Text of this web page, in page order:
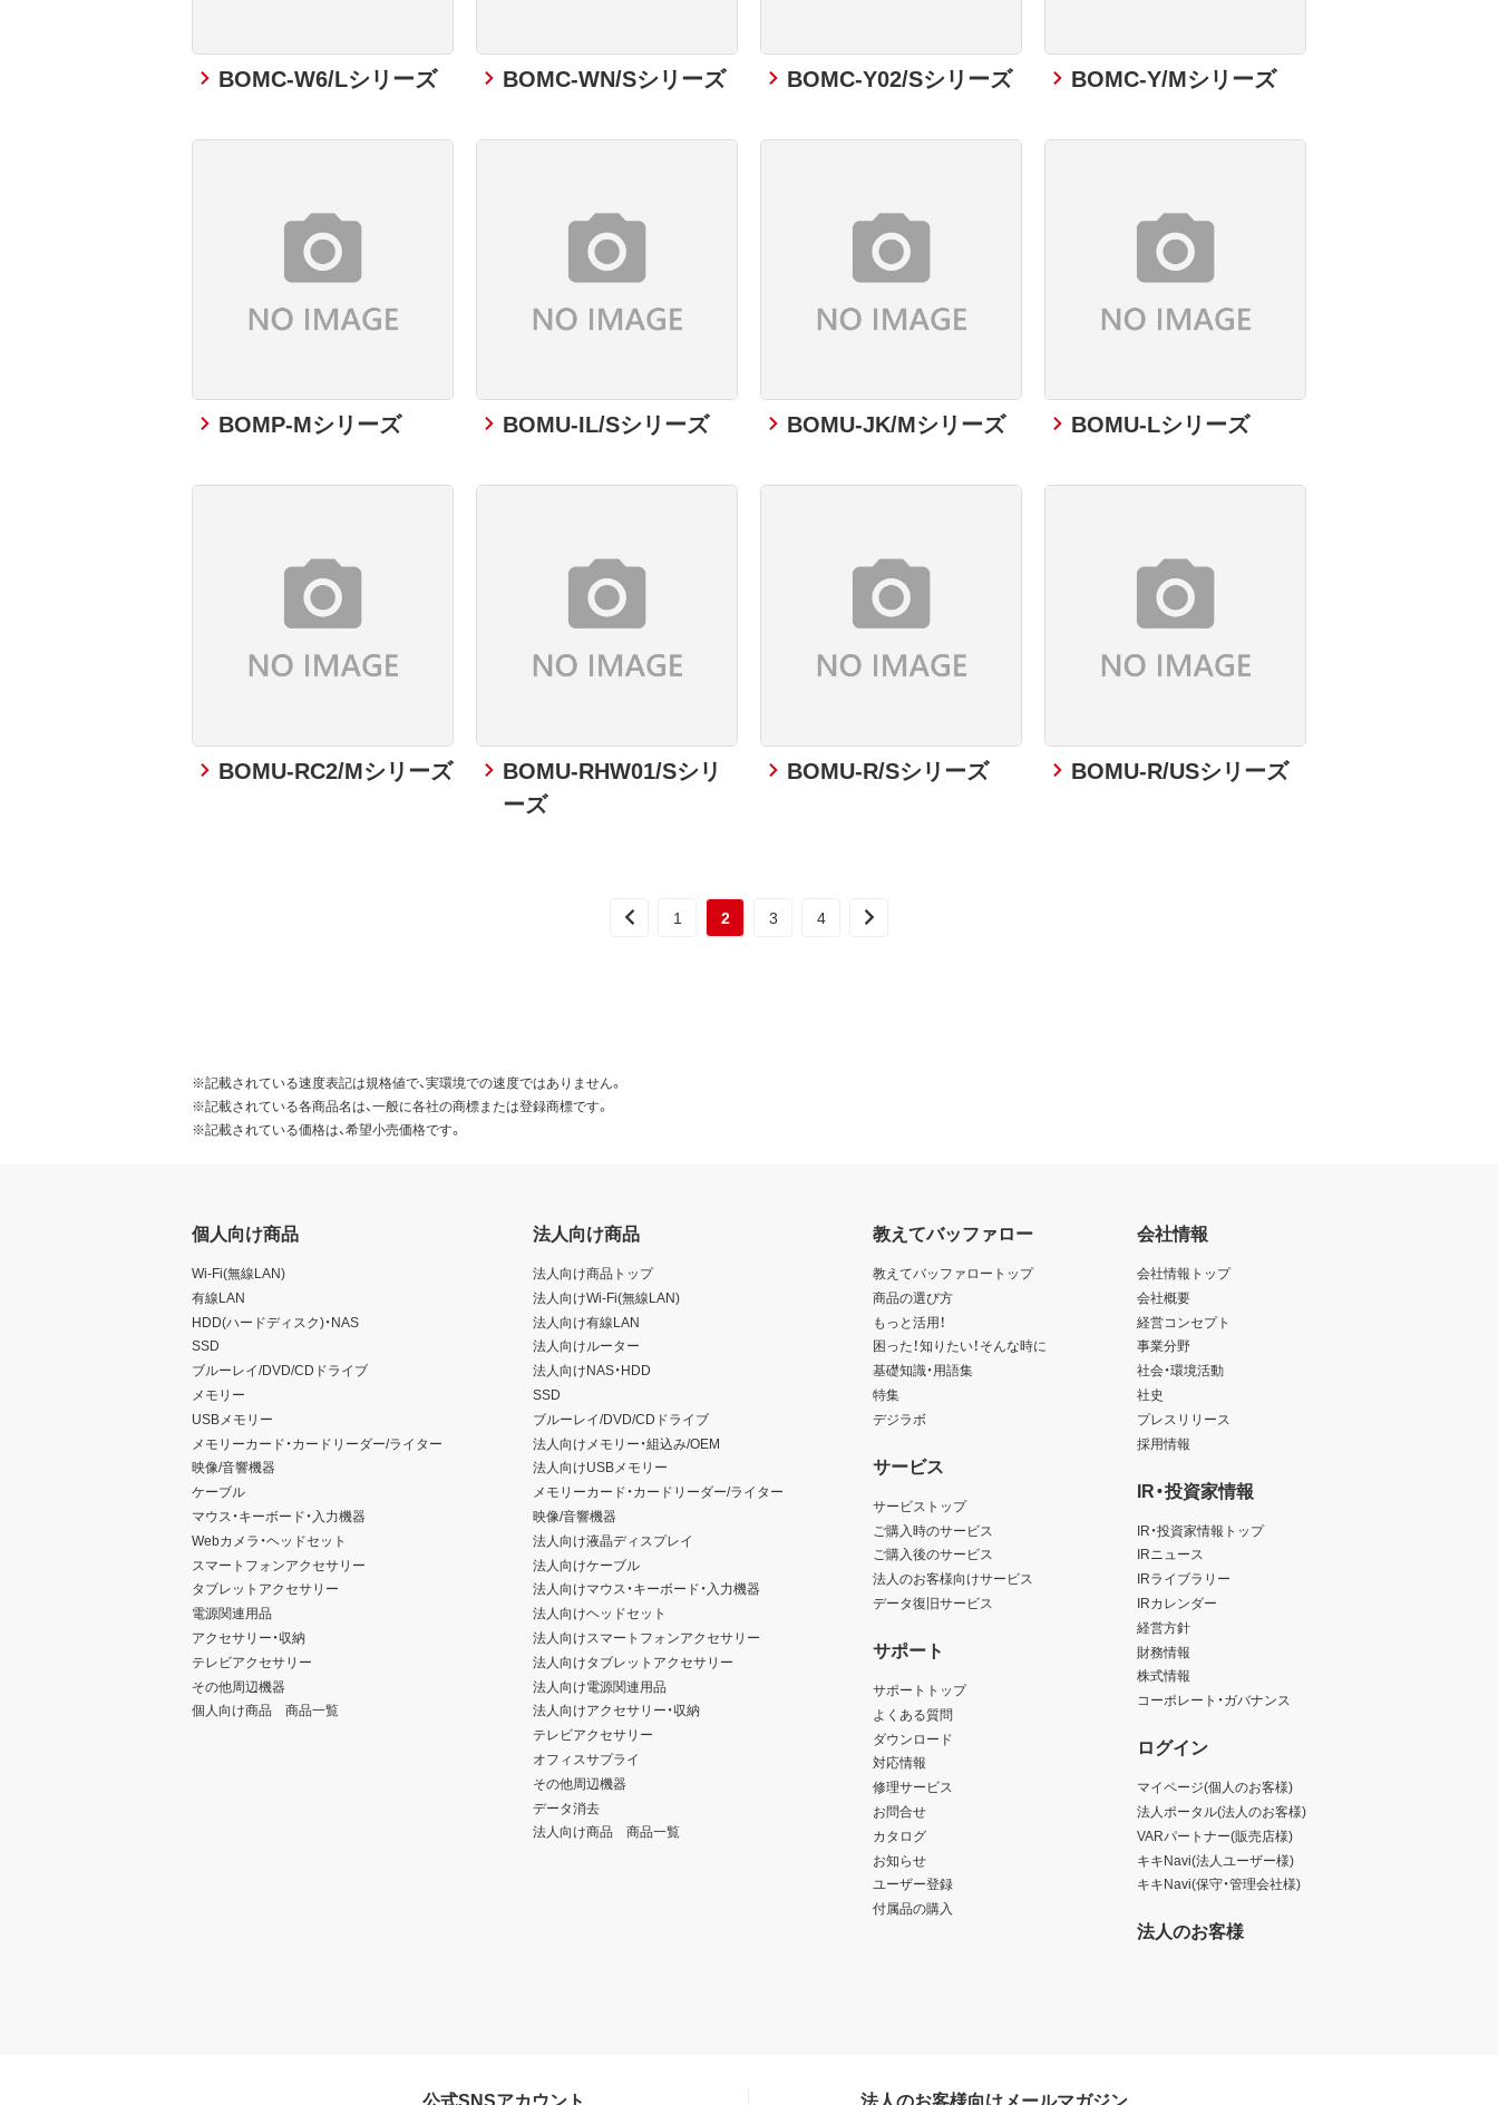
BOMC-W6/Lシリーズ BOMC-WN/Sシリーズ BOMC-Y02/Sシリーズ BOMC-Y/Mシリーズ
BOMP-Mシリーズ BOMU-IL/Sシリーズ BOMU-JK/Mシリーズ BOMU-Lシリーズ
BOMU-RC2/Mシリーズ
BOMU-RHW01/Sシリ
ーズ
BOMU-R/Sシリーズ BOMU-R/USシリーズ
1 2 3 4
※記載されている速度表記は規格値で、実環境での速度ではありません。
※記載されている各商品名は、一般に各社の商標または登録商標です。
※記載されている価格は、希望小売価格です。
個人向け商品
Wi-Fi(無線LAN)
有線LAN
HDD(ハードディスク)・NAS
SSD
ブルーレイ/DVD/CDドライブ
メモリー
USBメモリー
メモリーカード・カードリーダー/ライター
映像/音響機器
ケーブル
マウス・キーボード・入力機器
Webカメラ・ヘッドセット
スマートフォンアクセサリー
タブレットアクセサリー
電源関連用品
アクセサリー・収納
テレビアクセサリー
その他周辺機器
個人向け商品 商品一覧
法人向け商品
法人向け商品トップ
法人向けWi-Fi(無線LAN)
法人向け有線LAN
法人向けルーター
法人向けNAS・HDD
SSD
ブルーレイ/DVD/CDドライブ
法人向けメモリー・組込み/OEM
法人向けUSBメモリー
メモリーカード・カードリーダー/ライター
映像/音響機器
法人向け液晶ディスプレイ
法人向けケーブル
法人向けマウス・キーボード・入力機器
法人向けヘッドセット
法人向けスマートフォンアクセサリー
法人向けタブレットアクセサリー
法人向け電源関連用品
法人向けアクセサリー・収納
テレビアクセサリー
オフィスサプライ
その他周辺機器
データ消去
法人向け商品 商品一覧
教えてバッファロー
教えてバッファロートップ
商品の選び方
もっと活用！
困った！知りたい！そんな時に
基礎知識・用語集
特集
デジラボ
サービス
サービストップ
ご購入時のサービス
ご購入後のサービス
法人のお客様向けサービス
データ復旧サービス
サポート
サポートトップ
よくある質問
ダウンロード
対応情報
修理サービス
お問合せ
カタログ
お知らせ
ユーザー登録
付属品の購入
会社情報
会社情報トップ
会社概要
経営コンセプト
事業分野
社会・環境活動
社史
プレスリリース
採用情報
IR・投資家情報
IR・投資家情報トップ
IRニュース
IRライブラリー
IRカレンダー
経営方針
財務情報
株式情報
コーポレート・ガバナンス
ログイン
マイページ(個人のお客様)
法人ポータル(法人のお客様)
VARパートナー(販売店様)
キキNavi(法人ユーザー様)
キキNavi(保守・管理会社様)
法人のお客様